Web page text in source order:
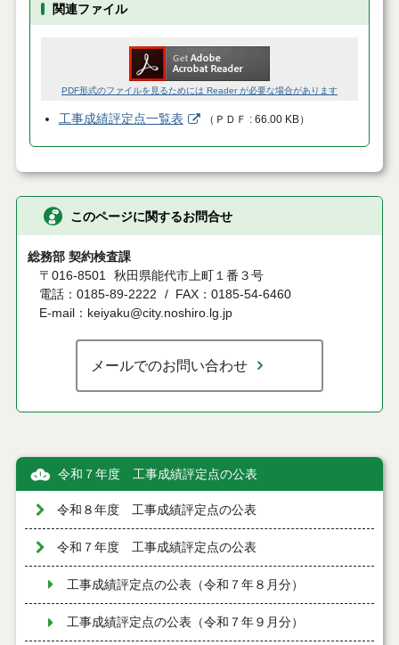
関連ファイル
PDF形式のファイルを見るためには Reader が必要な場合があります
工事成績評定点一覧表 （ ＰＤＦ 66.00 KB）
このページに関するお問合せ
総務部 契約検査課
〒016-8501 秋田県能代市上町１番３号
電話：0185-89-2222
FAX：0185-54-6460
E-mail：keiyaku@city.noshiro.lg.jp
メールでのお問い合わせ
令和７年度 工事成績評定点の公表
令和８年度 工事成績評定点の公表
令和７年度 工事成績評定点の公表
工事成績評定点の公表（令和７年８月分）
工事成績評定点の公表（令和７年９月分）